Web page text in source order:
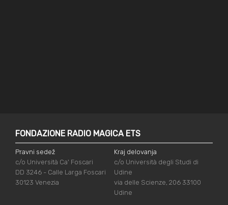
FONDAZIONE RADIO MAGICA ETS
Pravni sedež
c/o Università Ca' Foscari
DD 3246 - Calle Larga Foscari
30123 Venezia
Kraj delovanja
c/o Università degli Studi di
Udine
via delle Scienze, 206 33100
Udine